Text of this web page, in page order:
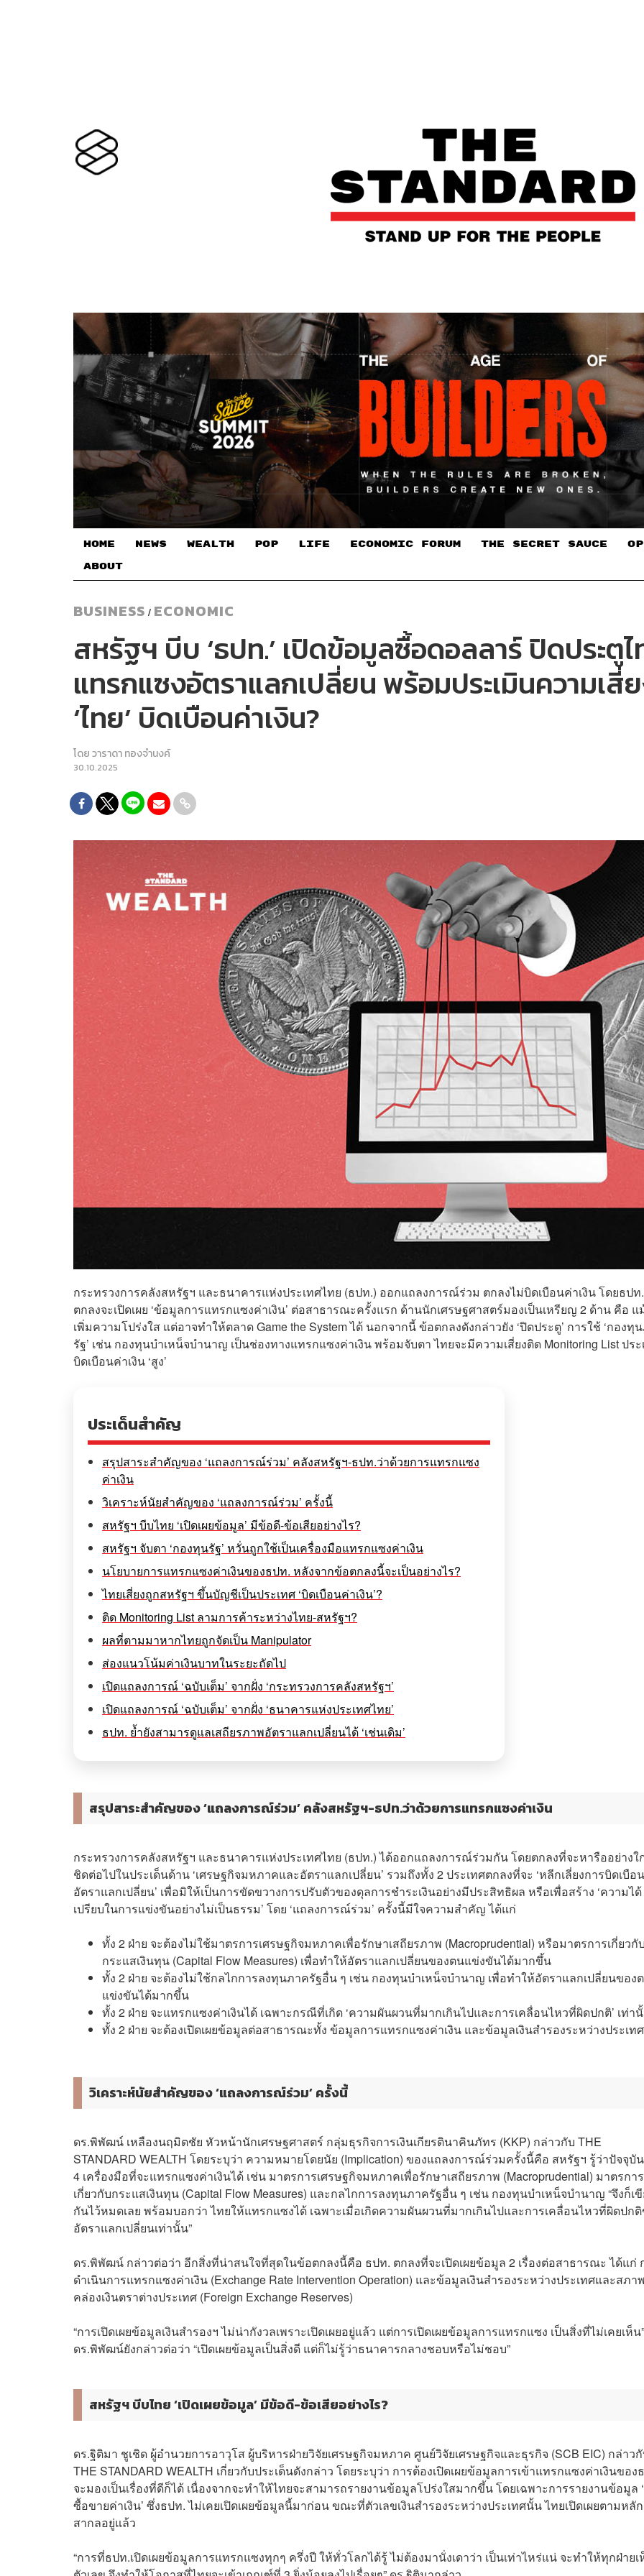
HOME NEWS WEALTH POP LIFE ECONOMIC FORUM THE SECRET SAUCE​
ABOUT
BUSINESS / ECONOMIC
สหรัฐฯ บีบ ‘ธปท.’ เปิดข้อมูลซื้อดอลลาร์ ปิดประตูไ
แทรกแซงอัตราแลกเปลี่ยน พร้อมประเมินความเ
‘ไทย’ บิดเบือนค่าเงิน?
โดยวาราดา ทองจำนงค์
30.10.2025
กระทรวงการคลังสหรัฐฯ และธนาคารแห่งประเทศไทย (ธปท.) ออกแถลงการณ์ร่วม ตกลงไม่บิดเบือนค่าเงิน โดยธปท
ตกลงจะเปิดเผย ‘ข้อมูลการแทรกแซงค่าเงิน’ ต่อสาธารณะครั้งแรก ด้านนักเศรษฐศาสตร์มองเป็นเหรียญ 2 ด้าน คือ แ
เพิ่มความโปร่งใส แต่อาจทำให้ตลาด Game the System ได้ นอกจากนี้ ข้อตกลงดังกล่าวยัง ‘ปิดประตู’ การใช้ ‘กองทุ
รัฐ’ เช่น กองทุนบำเหน็จบำนาญ เป็นช่องทางแทรกแซงค่าเงิน พร้อมจับตา ไทยจะมีความเสี่ยงติด Monitoring List ประ
บิดเบือนค่าเงิน ‘สูง’
ประเด็นสำคัญ
สรุปสาระสำคัญของ ‘แถลงการณ์ร่วม’ คลังสหรัฐฯ-ธปท.ว่าด้วยการแทรกแซง
ค่าเงิน
วิเคราะห์นัยสำคัญของ ‘แถลงการณ์ร่วม’ ครั้งนี้
สหรัฐฯ บีบไทย ‘เปิดเผยข้อมูล’ มีข้อดี-ข้อเสียอย่างไร?
สหรัฐฯ จับตา ‘กองทุนรัฐ’ หวั่นถูกใช้เป็นเครื่องมือแทรกแซงค่าเงิน
นโยบายการแทรกแซงค่าเงินของธปท. หลังจากข้อตกลงนี้จะเป็นอย่างไร?
ไทยเสี่ยงถูกสหรัฐฯ ขึ้นบัญชีเป็นประเทศ ‘บิดเบือนค่าเงิน’?
ติด Monitoring List ลามการค้าระหว่างไทย-สหรัฐฯ?
ผลที่ตามมาหากไทยถูกจัดเป็น Manipulator
ส่องแนวโน้มค่าเงินบาทในระยะถัดไป
เปิดแถลงการณ์ ‘ฉบับเต็ม’ จากฝั่ง ‘กระทรวงการคลังสหรัฐฯ’
เปิดแถลงการณ์ ‘ฉบับเต็ม’ จากฝั่ง ‘ธนาคารแห่งประเทศไทย’
ธปท. ย้ำยังสามารดูแลเสถียรภาพอัตราแลกเปลี่ยนได้ ‘เช่นเดิม’
สรุปสาระสำคัญของ ‘แถลงการณ์ร่วม’ คลังสหรัฐฯ-ธปท.ว่าด้วยการแทรกแซงค่าเงิน
กระทรวงการคลังสหรัฐฯ และธนาคารแห่งประเทศไทย (ธปท.) ได้ออกแถลงการณ์ร่วมกัน โดยตกลงที่จะหารืออย่างใ
ชิดต่อไปในประเด็นด้าน ‘เศรษฐกิจมหภาคและอัตราแลกเปลี่ยน’ รวมถึงทั้ง 2 ประเทศตกลงที่จะ ‘หลีกเลี่ยงการบิดเบือน
อัตราแลกเปลี่ยน’ เพื่อมิให้เป็นการขัดขวางการปรับตัวของดุลการชำระเงินอย่างมีประสิทธิผล หรือเพื่อสร้าง ‘ความได้
เปรียบในการแข่งขันอย่างไม่เป็นธรรม’ โดย ‘แถลงการณ์ร่วม’ ครั้งนี้มีใจความสำคัญ ได้แก่
ทั้ง 2 ฝ่าย จะต้องไม่ใช้มาตรการเศรษฐกิจมหภาคเพื่อรักษาเสถียรภาพ (Macroprudential) หรือมาตรการเกี่ยวกับ
กระแสเงินทุน (Capital Flow Measures) เพื่อทำให้อัตราแลกเปลี่ยนของตนแข่งขันได้มากขึ้น
ทั้ง 2 ฝ่าย จะต้องไม่ใช้กลไกการลงทุนภาครัฐอื่น ๆ เช่น กองทุนบำเหน็จบำนาญ เพื่อทำให้อัตราแลกเปลี่ยนของ
แข่งขันได้มากขึ้น
ทั้ง 2 ฝ่าย จะแทรกแซงค่าเงินได้ เฉพาะกรณีที่เกิด ‘ความผันผวนที่มากเกินไปและการเคลื่อนไหวที่ผิดปกติ’ เท่า
ทั้ง 2 ฝ่าย จะต้องเปิดเผยข้อมูลต่อสาธารณะทั้ง ข้อมูลการแทรกแซงค่าเงิน และข้อมูลเงินสำรองระหว่างประเทศ
วิเคราะห์นัยสำคัญของ ‘แถลงการณ์ร่วม’ ครั้งนี้
ดร.พิพัฒน์ เหลืองนฤมิตชัย หัวหน้านักเศรษฐศาสตร์ กลุ่มธุรกิจการเงินเกียรตินาคินภัทร (KKP) กล่าวกับ THE
STANDARD WEALTH โดยระบุว่า ความหมายโดยนัย (Implication) ของแถลงการณ์ร่วมครั้งนี้คือ สหรัฐฯ รู้ว่าปัจจุบั
4 เครื่องมือที่จะแทรกแซงค่าเงินได้ เช่น มาตรการเศรษฐกิจมหภาคเพื่อรักษาเสถียรภาพ (Macroprudential) มาตรการ
เกี่ยวกับกระแสเงินทุน (Capital Flow Measures) และกลไกการลงทุนภาครัฐอื่น ๆ เช่น กองทุนบำเหน็จบำนาญ “จึงก็เ
กันไว้หมดเลย พร้อมบอกว่า ไทยให้แทรกแซงได้ เฉพาะเมื่อเกิดความผันผวนที่มากเกินไปและการเคลื่อนไหวที่ผิดปก
อัตราแลกเปลี่ยนเท่านั้น”
ดร.พิพัฒน์ กล่าวต่อว่า อีกสิ่งที่น่าสนใจที่สุดในข้อตกลงนี้คือ ธปท. ตกลงที่จะเปิดเผยข้อมูล 2 เรื่องต่อสาธารณะ ได้แก่
ดำเนินการแทรกแซงค่าเงิน (Exchange Rate Intervention Operation) และข้อมูลเงินสำรองระหว่างประเทศและสภาพ
คล่องเงินตราต่างประเทศ (Foreign Exchange Reserves)
“การเปิดเผยข้อมูลเงินสำรองฯ ไม่น่ากังวลเพราะเปิดเผยอยู่แล้ว แต่การเปิดเผยข้อมูลการแทรกแซง เป็นสิ่งที่ไม่เคยเห็น”
ดร.พิพัฒน์ยังกล่าวต่อว่า “เปิดเผยข้อมูลเป็นสิ่งดี แต่ก็ไม่รู้ว่าธนาคารกลางชอบหรือไม่ชอบ”
สหรัฐฯ บีบไทย ‘เปิดเผยข้อมูล’ มีข้อดี-ข้อเสียอย่างไร?
ดร.ฐิติมา ชูเชิด ผู้อำนวยการอาวุโส ผู้บริหารฝ่ายวิจัยเศรษฐกิจมหภาค ศูนย์วิจัยเศรษฐกิจและธุรกิจ (SCB EIC) กล่าว
THE STANDARD WEALTH เกี่ยวกับประเด็นดังกล่าว โดยระบุว่า การต้องเปิดเผยข้อมูลการเข้าแทรกแซงค่าเงินของ
จะมองเป็นเรื่องที่ดีก็ได้ เนื่องจากจะทำให้ไทยจะสามารถรายงานข้อมูลโปร่งใสมากขึ้น โดยเฉพาะการรายงานข้อมูล
ซื้อขายค่าเงิน’ ซึ่งธปท. ไม่เคยเปิดเผยข้อมูลนี้มาก่อน ขณะที่ตัวเลขเงินสำรองระหว่างประเทศนั้น ไทยเปิดเผยตามหลัก
สากลอยู่แล้ว
“การที่ธปท.เปิดเผยข้อมูลการแทรกแซงทุกๆ ครึ่งปี ให้ทั่วโลกได้รู้ ไม่ต้องมานั่งเดาว่า เป็นเท่าไหร่แน่ จะทำให้ทุกฝ่าย